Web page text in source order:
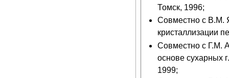
Томск, 1996;
Совместно с В.М.
кристаллизации
Совместно с Г.М.
основе сухарных
1999;